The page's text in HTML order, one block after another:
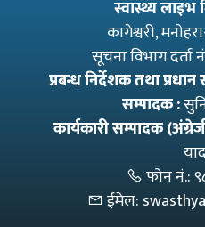
स्वास्थ्य लाइभ
कागेश्वरी,
सूचना विभाग
प्रबन्ध निर्देशक तथा
सम्पादक :
कार्यकारी सम्पादक
फोन नं.:
ईमेल: